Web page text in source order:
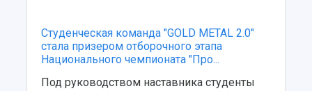
Студенческая команда "GOLD METAL 2.0"
стала призером отборочного этапа
Национального чемпионата "Про...
Под руководством наставника студенты